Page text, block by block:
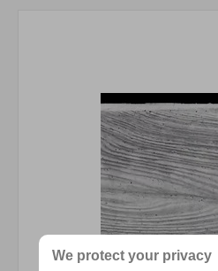
We protect your privacy